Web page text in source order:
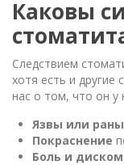
Каковы
Следствием
хотя есть и
нас о том, что он у
Язвы или раны
Покраснение
Боль и